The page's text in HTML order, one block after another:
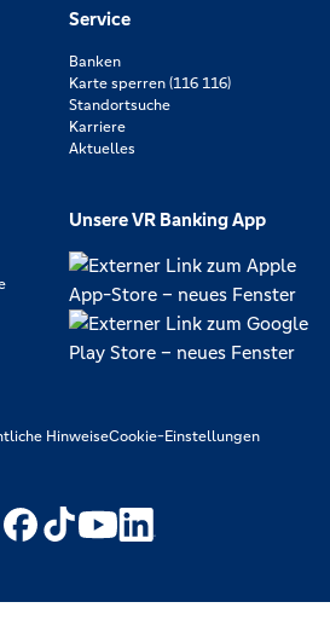
Service
Banken
Karte sperren (116 116)
Standortsuche
Karriere
Aktuelles
Unsere VR Banking App
HinweiseCookie-Einstellungen
https://www.youtube.com/
https://